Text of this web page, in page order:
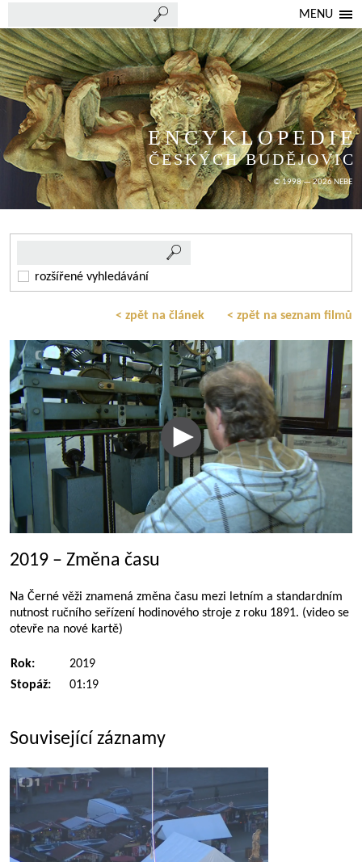
MENU
ENCYKLOPEDIE
ČESKÝCH BUDĚJOVIC
© 1998 — 2026 NEBE
rozšířené vyhledávání
< zpět na článek < zpět na seznam filmů
2019 – Změna času
Na Černé věži znamená změna času mezi letním a standardním
nutnost ručního seřízení hodinového stroje z roku 1891. (video se
otevře na nové kartě)
Rok:
2019
Stopáž:
01:19
Související záznamy